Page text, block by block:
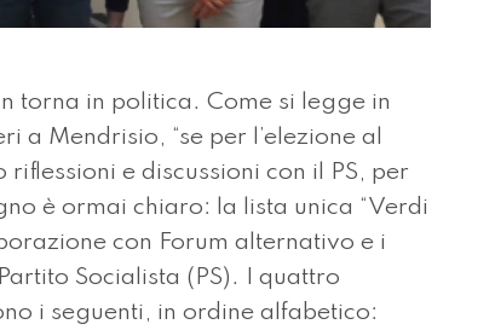
torna in politica. Come si legge in
a Mendrisio, “se per l’elezione al
e discussioni con il PS, per
è ormai chiaro: la lista unica “Verdi
con Forum alternativo e i
Socialista (PS). I quattro
i seguenti, in ordine alfabetico: